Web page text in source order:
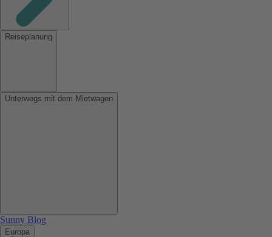
Reiseplanung
Unterwegs mit dem Mietwagen
Sunny Blog
Europa